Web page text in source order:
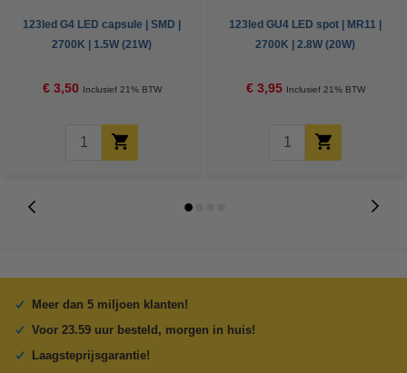
123led G4 LED capsule | SMD |
2700K | 1.5W (21W)
€ 3,50 Inclusief 21% BTW
123led GU4 LED spot | MR11 |
2700K | 2.8W (20W)
€ 3,95 Inclusief 21% BTW
Meer dan 5 miljoen klanten!
Voor 23.59 uur besteld, morgen in huis!
Laagsteprijsgarantie!